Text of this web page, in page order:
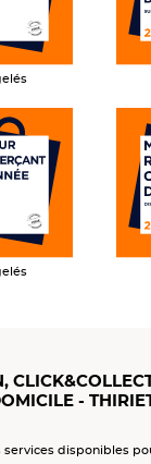
-
services disponibles